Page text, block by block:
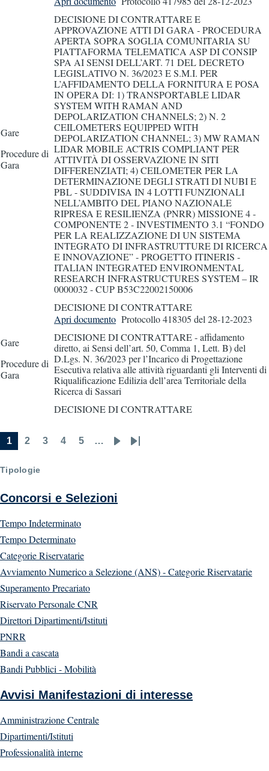
Gare
Procedure di
Gara
DECISIONE DI CONTRATTARE E
APPROVAZIONE ATTI DI GARA - PROCEDURA
APERTA SOPRA SOGLIA COMUNITARIA SU
PIATTAFORMA TELEMATICA ASP DI CONSIP
SPA AI SENSI DELL’ART. 71 DEL DECRETO
LEGISLATIVO N. 36/2023 E S.M.I. PER
L’AFFIDAMENTO DELLA FORNITURA E POSA
IN OPERA DI: 1) TRANSPORTABLE LIDAR
SYSTEM WITH RAMAN AND
DEPOLARIZATION CHANNELS; 2) N. 2
CEILOMETERS EQUIPPED WITH
DEPOLARIZATION CHANNEL; 3) MW RAMAN
LIDAR MOBILE ACTRIS COMPLIANT PER
ATTIVITÀ DI OSSERVAZIONE IN SITI
DIFFERENZIATI; 4) CEILOMETER PER LA
DETERMINAZIONE DEGLI STRATI DI NUBI E
PBL - SUDDIVISA IN 4 LOTTI FUNZIONALI
NELL’AMBITO DEL PIANO NAZIONALE
RIPRESA E RESILIENZA (PNRR) MISSIONE 4 -
COMPONENTE 2 - INVESTIMENTO 3.1 “FONDO
PER LA REALIZZAZIONE DI UN SISTEMA
INTEGRATO DI INFRASTRUTTURE DI RICERCA
E INNOVAZIONE” - PROGETTO ITINERIS -
ITALIAN INTEGRATED ENVIRONMENTAL
RESEARCH INFRASTRUCTURES SYSTEM – IR
0000032 - CUP B53C22002150006
DECISIONE DI CONTRATTARE
Gare
Procedure di
Gara
Apri documento Protocollo 418305 del 28-12-2023
DECISIONE DI CONTRATTARE - affidamento
diretto, ai Sensi dell’art. 50, Comma 1, Lett. B) del
D.Lgs. N. 36/2023 per l’Incarico di Progettazione
Esecutiva relativa alle attività riguardanti gli Interventi di
Riqualificazione Edilizia dell’area Territoriale della
Ricerca di Sassari
DECISIONE DI CONTRATTARE
Pagination
Current
page
1 2 3 4 5 …
Next Last
Tipologie
Concorsi e Selezioni
Tempo Indeterminato
Tempo Determinato
Categorie Riservatarie
Avviamento Numerico a Selezione (ANS) - Categorie Riservatarie
Superamento Precariato
Riservato Personale CNR
Direttori Dipartimenti/Istituti
PNRR
Bandi a cascata
Bandi Pubblici - Mobilità
Avvisi Manifestazioni di interesse
Amministrazione Centrale
Dipartimenti/Istituti
Professionalità interne